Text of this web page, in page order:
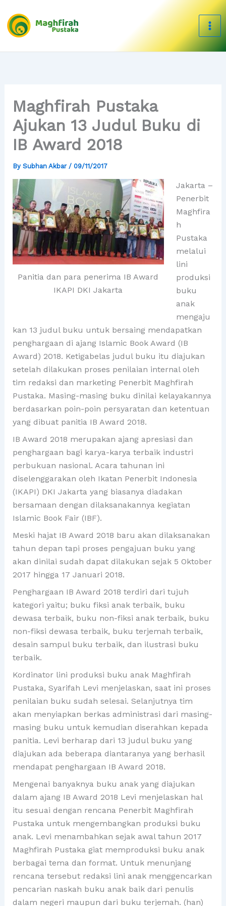
content
Maghfirah Pustaka
Ajukan 13 Judul Buku di
IB Award 2018
By Subhan Akbar / 09/11/2017
Panitia dan para penerima IB Award
IKAPI DKI Jakarta
Jakarta –
Penerbit
Maghfira
h
Pustaka
melalui
lini
produksi
buku
anak
mengaju
kan 13 judul buku untuk bersaing mendapatkan
penghargaan di ajang Islamic Book Award (IB
Award) 2018. Ketigabelas judul buku itu diajukan
setelah dilakukan proses penilaian internal oleh
tim redaksi dan marketing Penerbit Maghfirah
Pustaka. Masing-masing buku dinilai kelayakannya
berdasarkan poin-poin persyaratan dan ketentuan
yang dibuat panitia IB Award 2018.
IB Award 2018 merupakan ajang apresiasi dan
penghargaan bagi karya-karya terbaik industri
perbukuan nasional. Acara tahunan ini
diselenggarakan oleh Ikatan Penerbit Indonesia
(IKAPI) DKI Jakarta yang biasanya diadakan
bersamaan dengan dilaksanakannya kegiatan
Islamic Book Fair (IBF).
Meski hajat IB Award 2018 baru akan dilaksanakan
tahun depan tapi proses pengajuan buku yang
akan dinilai sudah dapat dilakukan sejak 5 Oktober
2017 hingga 17 Januari 2018.
Penghargaan IB Award 2018 terdiri dari tujuh
kategori yaitu; buku fiksi anak terbaik, buku
dewasa terbaik, buku non-fiksi anak terbaik, buku
non-fiksi dewasa terbaik, buku terjemah terbaik,
desain sampul buku terbaik, dan ilustrasi buku
terbaik.
Kordinator lini produksi buku anak Maghfirah
Pustaka, Syarifah Levi menjelaskan, saat ini proses
penilaian buku sudah selesai. Selanjutnya tim
akan menyiapkan berkas administrasi dari masing-
masing buku untuk kemudian diserahkan kepada
panitia. Levi berharap dari 13 judul buku yang
diajukan ada beberapa diantaranya yang berhasil
mendapat penghargaan IB Award 2018.
Mengenai banyaknya buku anak yang diajukan
dalam ajang IB Award 2018 Levi menjelaskan hal
itu sesuai dengan rencana Penerbit Maghfirah
Pustaka untuk mengembangkan produksi buku
anak. Levi menambahkan sejak awal tahun 2017
Maghfirah Pustaka giat memproduksi buku anak
berbagai tema dan format. Untuk menunjang
rencana tersebut redaksi lini anak menggencarkan
pencarian naskah buku anak baik dari penulis
dalam negeri maupun dari buku terjemah. (han)